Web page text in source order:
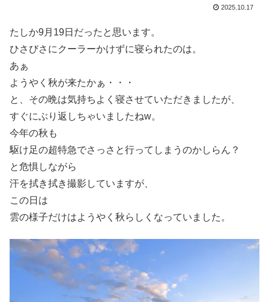
2025.10.17
たしか9月19日だったと思います。
ひさびさにクーラーかけずに寝られたのは。
あぁ
ようやく秋が来たかぁ・・・
と、その晩は気持ちよく寝させていただきましたが、
すぐにぶり返しちゃいましたねw。
今年の秋も
駆け足の超特急でさっさと行ってしまうのかしらん？
と危惧しながら
汗を拭き拭き撮影していますが、
この日は
雲の様子だけはようやく秋らしくなっていました。